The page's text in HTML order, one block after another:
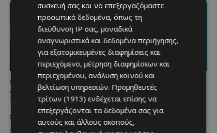
ΜΈΝΟΥΜΕ ΚΎΠΡΟ
Βραδινή πεζοπορία στον
Μαχαιρά με τον σκύλο
σου και θέα τις Περσείδες
Αν αγαπάς τις βόλτες στη φύση
ΜΈΝΟΥΜΕ ΚΎΠΡΟ
Τα Λεύκαρα
ετοιμάζονται για μία
βραδιά γεμάτη street
food, μουσική και
συσκευή σας και να επεξεργαζόμαστε
προσωπικά δεδομένα, όπως τη
διεύθυνση IP σας, μοναδικά
αναγνωριστικά και δεδομένα περιήγησης,
για εξατομικευμένες διαφημίσεις και
περιεχόμενο, μέτρηση διαφημίσεων και
περιεχομένου, ανάλυση κοινού και
βελτίωση υπηρεσιών. Προμηθευτές
τρίτων (1913) ενδέχεται επίσης να
επεξεργάζονται τα δεδομένα σας για
αυτούς και άλλους σκοπούς,